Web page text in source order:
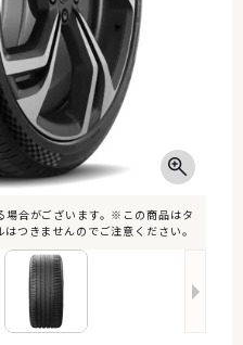
合がございます。※この商品はタ
つきませんのでご注意ください。